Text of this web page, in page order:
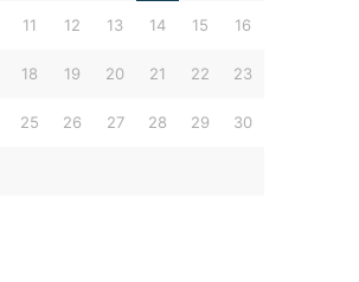
11 12 13 14 15 16
18 19 20 21 22 23
25 26 27 28 29 30